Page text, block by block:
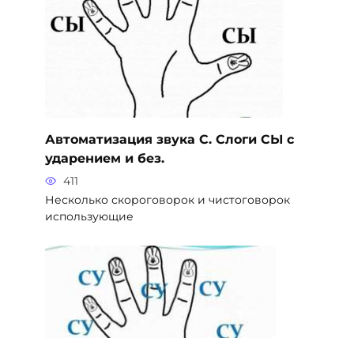
Автоматизация звука С. Слоги СЫ с
ударением и без.
411
Несколько скороговорок и чистоговорок
использующие